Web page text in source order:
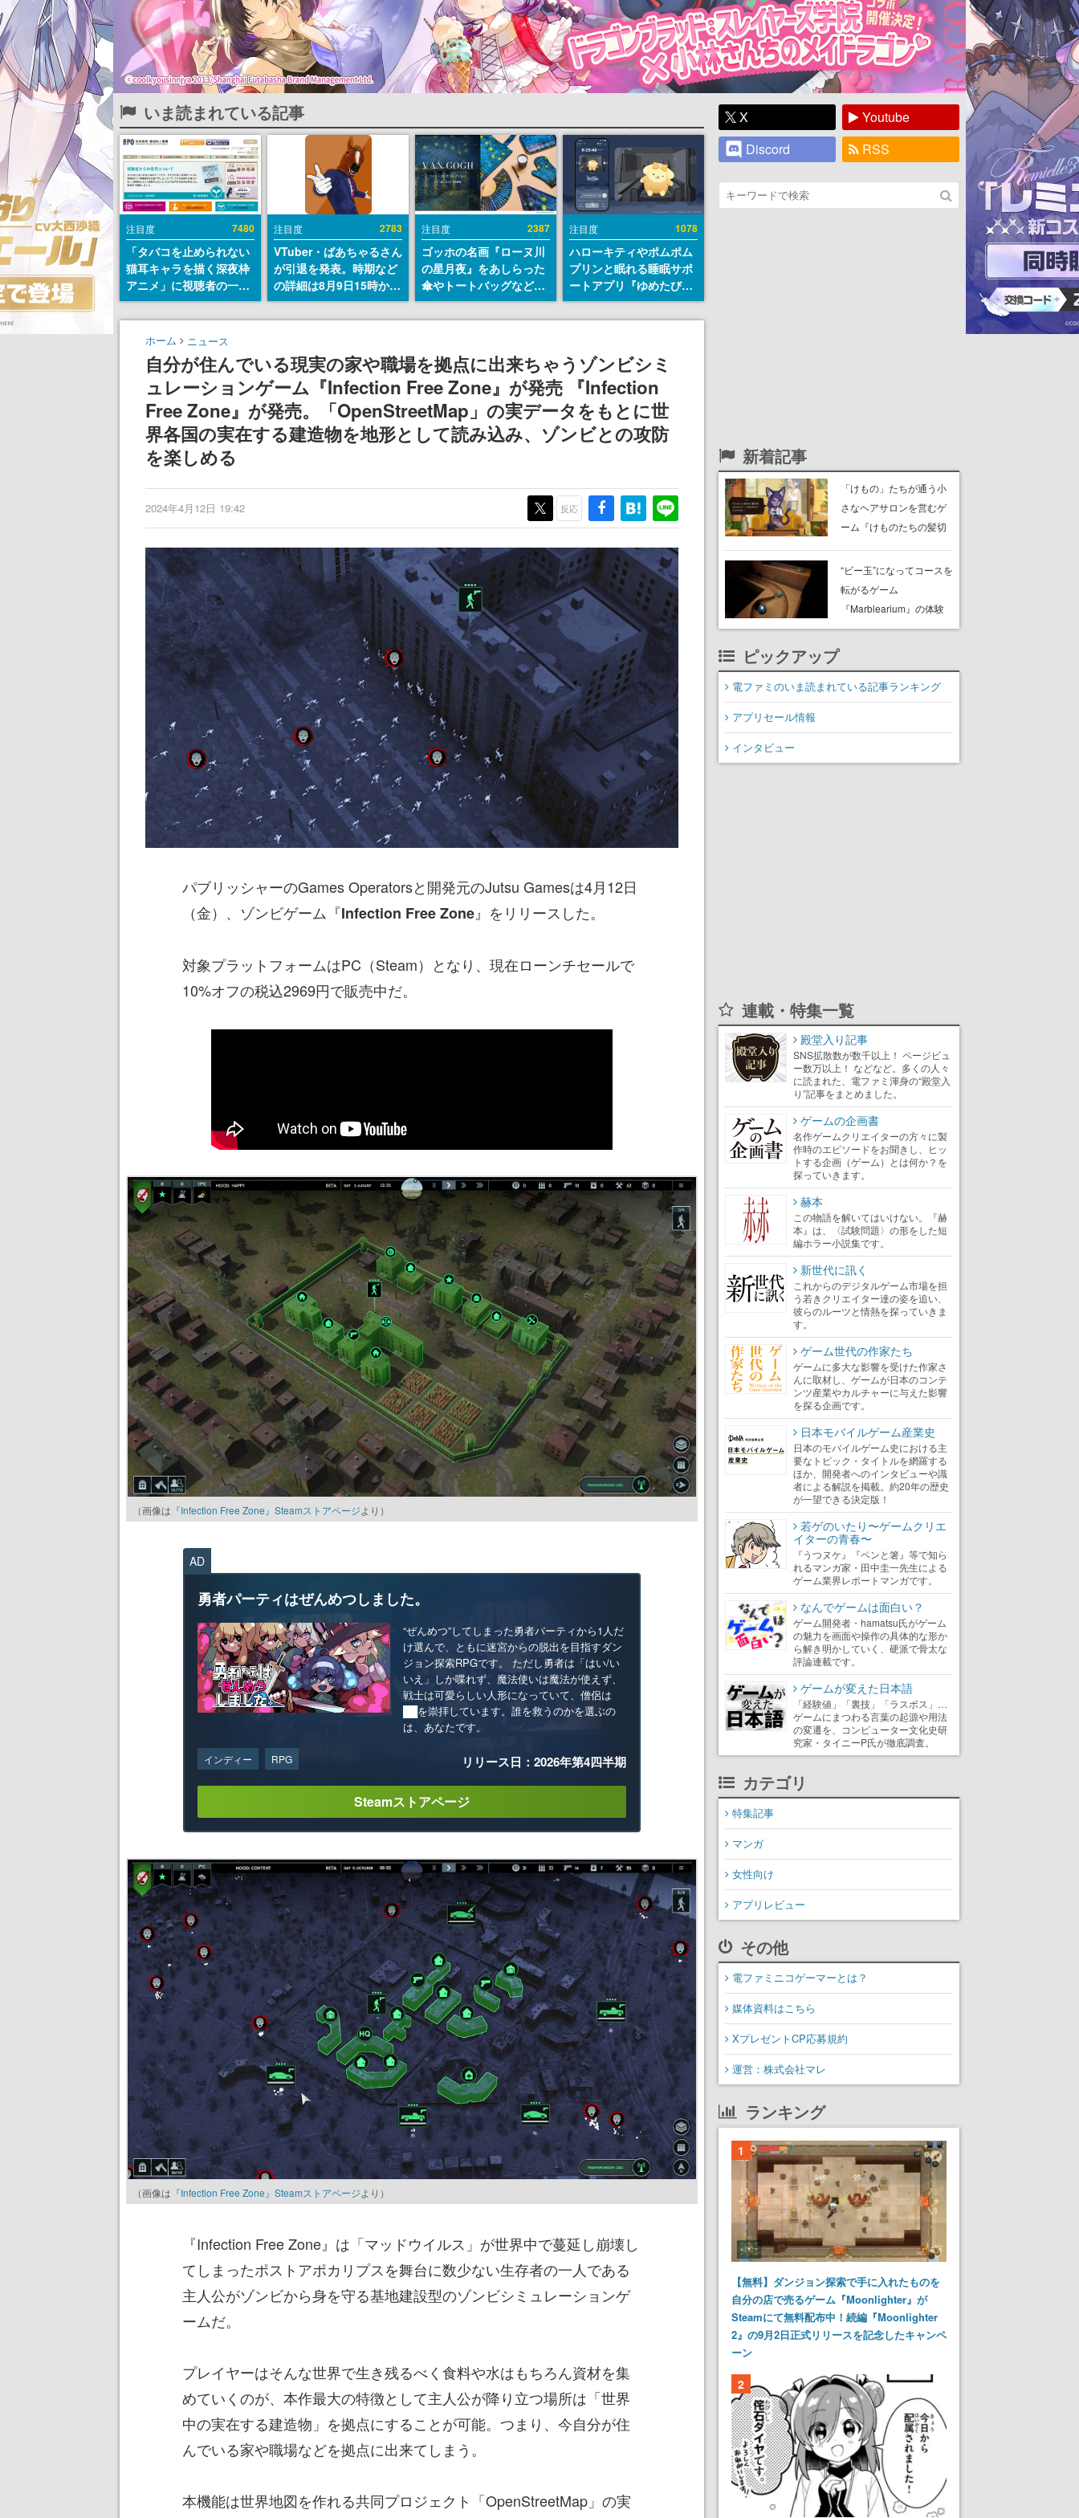
いま読まれている記事
注目度 7480
「タバコを止められない
猫耳キャラを描く深夜枠
アニメ」に視聴者の一部
から批判意見。違法薬物
の使用と思しき描写も含
めて、BPOが議論を交わ
注目度 2783
VTuber・ばあちゃるさん
が引退を発表。時期など
の詳細は8月9日15時から
の配信で説明
注目度 2387
ゴッホの名画『ローヌ川
の星月夜』をあしらった
傘やトートバッグなどが
登場。8月7日21時より2
日間限定で予約販売
注目度 1078
ハローキティやポムポム
プリンと眠れる睡眠サポ
ートアプリ『ゆめたび』
が配信中。キャラごとの
ASMRや目覚ましアラー
ホーム ニュース
自分が住んでいる現実の家や職場を拠点に出来ちゃうゾンビシミ
ュレーションゲーム『Infection Free Zone』が発売 『Infection
Free Zone』が発売。「OpenStreetMap」の実データをもとに世
界各国の実在する建造物を地形として読み込み、ゾンビとの攻防
を楽しめる
2024年4月12日 19:42 反応
パブリッシャーのGames Operatorsと開発元のJutsu Gamesは4月12日
（金）、ゾンビゲーム『Infection Free Zone』をリリースした。
対象プラットフォームはPC（Steam）となり、現在ローンチセールで
10%オフの税込2969円で販売中だ。
（画像は 『Infection Free Zone』Steamストアページより）
AD
勇者パーティはぜんめつしました。
“ぜんめつ”してしまった勇者パーティから1人だ
け選んで、ともに迷宮からの脱出を目指すダン
ジョン探索RPGです。 ただし勇者は「はい/い
いえ」しか喋れず、魔法使いは魔法が使えず、
戦士は可愛らしい人形になっていて、僧侶は
██を崇拝しています。誰を救うのかを選ぶの
は、あなたです。
インディー RPG リリース日：2026年第4四半期
Steamストアページ
（画像は 『Infection Free Zone』Steamストアページより）
『Infection Free Zone』は「マッドウイルス」が世界中で蔓延し崩壊し
てしまったポストアポカリプスを舞台に数少ない生存者の一人である
主人公がゾンビから身を守る基地建設型のゾンビシミュレーションゲ
ームだ。
プレイヤーはそんな世界で生き残るべく食料や水はもちろん資材を集
めていくのが、本作最大の特徴として主人公が降り立つ場所は「世界
中の実在する建造物」を拠点にすることが可能。つまり、今自分が住
んでいる家や職場などを拠点に出来てしまう。
本機能は世界地図を作れる共同プロジェクト「OpenStreetMap」の実
X
Youtube
Discord
RSS
新着記事
「けもの」たちが通う小
さなヘアサロンを営むゲ
ーム『けものたちの髪切
始。悩みを持ったお客様
と会話を交わし“本当に望
んでる髪型”を見つけ出す
“ビー玉”になってコースを
転がるゲーム
『Marblearium』の体験
版がSteamで本日8月7日
ピックアップ
電ファミのいま読まれている記事ランキング
アプリセール情報
インタビュー
連載・特集一覧
殿堂入り記事
SNS拡散数が数千以上！ ページビュ
ー数万以上！ などなど。多くの人々
に読まれた、電ファミ渾身の“殿堂入
り”記事をまとめました。
ゲームの企画書
名作ゲームクリエイターの方々に製
作時のエピソードをお聞きし、ヒッ
トする企画（ゲーム）とは何か？を
探っていきます。
赫本
この物語を解いてはいけない。『赫
本』は、〈試験問題〉の形をした短
編ホラー小説集です。
新世代に訊く
これからのデジタルゲーム市場を担
う若きクリエイター達の姿を追い、
彼らのルーツと情熱を探っていきま
す。
ゲーム世代の作家たち
ゲームに多大な影響を受けた作家さ
んに取材し、ゲームが日本のコンテ
ンツ産業やカルチャーに与えた影響
を探る企画です。
日本モバイルゲーム産業史
日本のモバイルゲーム史における主
要なトピック・タイトルを網羅する
ほか、開発者へのインタビューや識
者による解説を掲載。約20年の歴史
が一望できる決定版！
若ゲのいたり〜ゲームクリエ
イターの青春〜
『うつヌケ』『ペンと箸』等で知ら
れるマンガ家・田中圭一先生による
ゲーム業界レポートマンガです。
なんでゲームは面白い？
ゲーム開発者・hamatsu氏がゲーム
の魅力を画面や操作の具体的な形か
ら解き明かしていく、硬派で骨太な
評論連載です。
ゲームが変えた日本語
「経験値」「裏技」「ラスボス」…
ゲームにまつわる言葉の起源や用法
の変遷を、コンピューター文化史研
究家・タイニーP氏が徹底調査。
カテゴリ
特集記事
マンガ
女性向け
アプリレビュー
その他
電ファミニコゲーマーとは？
媒体資料はこちら
XプレゼントCP応募規約
運営：株式会社マレ
ランキング
1
【無料】ダンジョン探索で手に入れたものを
自分の店で売るゲーム『Moonlighter』が
Steamにて無料配布中！続編『Moonlighter
2』の9月2日正式リリースを記念したキャンペ
ーン
2